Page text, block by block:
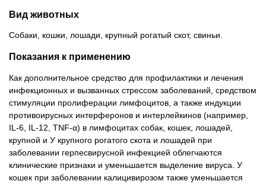
Вид животных
Собаки, кошки, лошади, крупный рогатый скот, свиньи.
Показания к применению
Как дополнительное средство для профилактики и лечения
инфекционных и вызванных стрессом заболеваний, средством
стимуляции пролиферации лимфоцитов, а также индукции
противоирусных интерферонов и интерлейкинов (например,
IL-6, IL-12, ТNF-α) в лимфоцитах собак, кошек, лошадей,
крупной и У крупного рогатого скота и лошадей при
заболевании герпесвирусной инфекцией облегчаются
клинические признаки и уменьшается выделение вируса. У
кошек при заболевании калицивирозом также уменьшается